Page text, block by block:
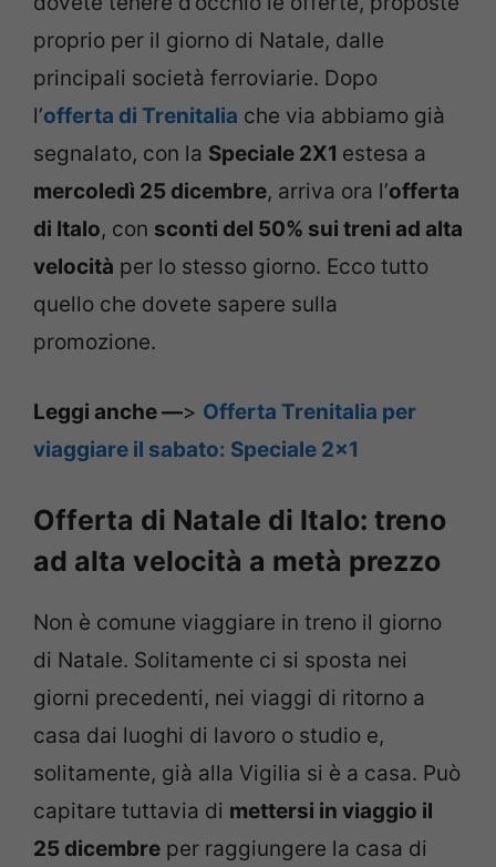
proprio per il giorno di Natale, dalle
principali società ferroviarie. Dopo
l’offerta di Trenitalia che via abbiamo già
segnalato, con la Speciale 2X1 estesa a
mercoledì 25 dicembre, arriva ora l’offerta
di Italo, con sconti del 50% sui treni ad alta
velocità per lo stesso giorno. Ecco tutto
quello che dovete sapere sulla
promozione.
Leggi anche —> Offerta Trenitalia per
viaggiare il sabato: Speciale 2×1
Offerta di Natale di Italo: treno
ad alta velocità a metà prezzo
Non è comune viaggiare in treno il giorno
di Natale. Solitamente ci si sposta nei
giorni precedenti, nei viaggi di ritorno a
casa dai luoghi di lavoro o studio e,
solitamente, già alla Vigilia si è a casa. Può
capitare tuttavia di mettersi in viaggio il
25 dicembre per raggiungere la casa di